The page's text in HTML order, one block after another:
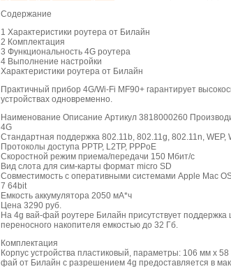
Содержание
1 Характеристики роутера от Билайн
2 Комплектация
3 Функциональность 4G роутера
4 Выполнение настройки
Характеристики роутера от Билайн
Практичный прибор 4G/Wi-Fi MF90+ гарантирует
устройствах одновременно.
Наименование Описание Артикул 3818000260
4G
Стандартная поддержка 802.11b, 802.11g, 802.11n, WEP,
Протоколы доступа PPTP, L2TP, PPPoE
Скоростной режим приема/передачи 150 Мбит/с
Вид слота для сим-карты формат micro SD
Совместимость с оперативными системами Apple Mac
7 64bit
Емкость аккумулятора 2050 мА*ч
Цена 3290 руб.
На 4g вай-фай роутере Билайн присутствует
переносного накопителя емкостью до 32 Гб.
Комплектация
Корпус устройства пластиковый, параметры: 106 мм х
фай от Билайн с разрешением 4g предоставляется в